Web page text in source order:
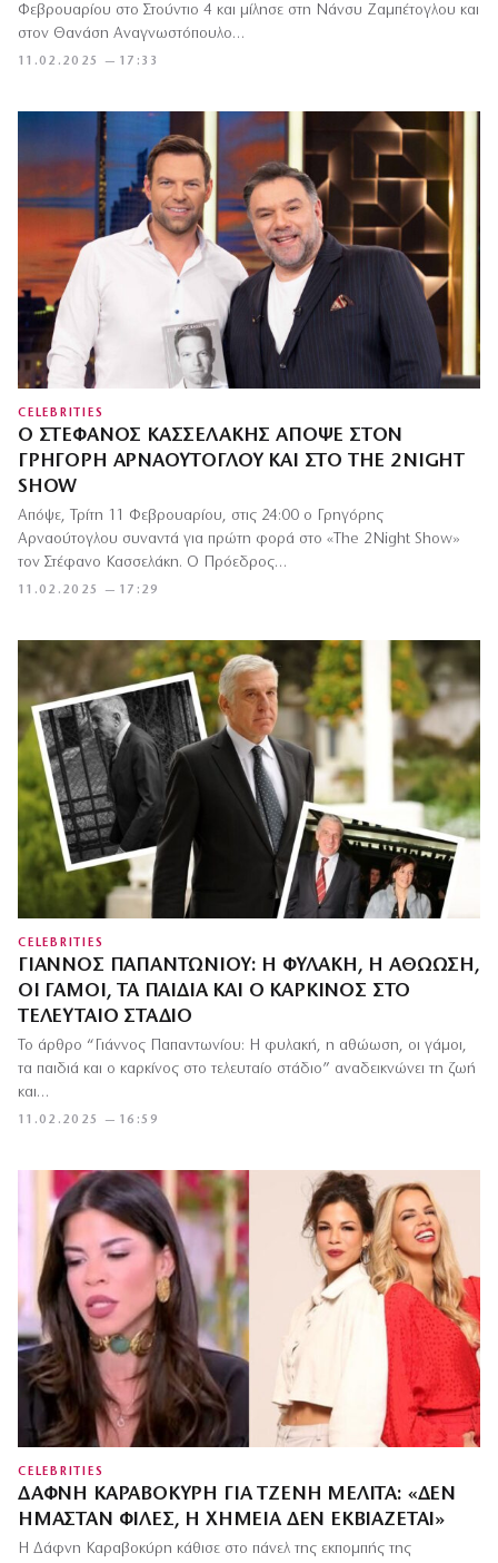
11.02.2025 — 17:33
Φεβρουαρίου στο Στούντιο 4 και μίλησε στη Νάνσυ Ζαμπέτογλου και
στον Θανάση Αναγνωστόπουλο…
CELEBRITIES
Ο ΣΤΈΦΑΝΟΣ ΚΑΣΣΕΛΆΚΗΣ ΑΠΌΨΕ ΣΤΟΝ
ΓΡΗΓΌΡΗ ΑΡΝΑΟΎΤΟΓΛΟΥ ΚΑΙ ΣΤΟ THE 2NIGHT
SHOW
11.02.2025 — 17:29
Απόψε, Τρίτη 11 Φεβρουαρίου, στις 24:00 o Γρηγόρης
Αρναούτογλου συναντά για πρώτη φορά στο «The 2Night Show»
τον Στέφανο Κασσελάκη. Ο Πρόεδρος…
CELEBRITIES
ΓΙΆΝΝΟΣ ΠΑΠΑΝΤΩΝΊΟΥ: Η ΦΥΛΑΚΉ, Η ΑΘΏΩΣΗ,
ΟΙ ΓΆΜΟΙ, ΤΑ ΠΑΙΔΙΆ ΚΑΙ Ο ΚΑΡΚΊΝΟΣ ΣΤΟ
ΤΕΛΕΥΤΑΊΟ ΣΤΆΔΙΟ
11.02.2025 — 16:59
Το άρθρο “Γιάννος Παπαντωνίου: Η φυλακή, η αθώωση, οι γάμοι,
τα παιδιά και ο καρκίνος στο τελευταίο στάδιο” αναδεικνώνει τη ζωή
και…
CELEBRITIES
ΔΆΦΝΗ ΚΑΡΑΒΟΚΎΡΗ ΓΙΑ ΤΖΈΝΗ ΜΕΛΙΤΆ: «ΔΕΝ
ΉΜΑΣΤΑΝ ΦΊΛΕΣ, Η ΧΗΜΕΊΑ ΔΕΝ ΕΚΒΙΆΖΕΤΑΙ»
Η Δάφνη Καραβοκύρη κάθισε στο πάνελ της εκπομπής της